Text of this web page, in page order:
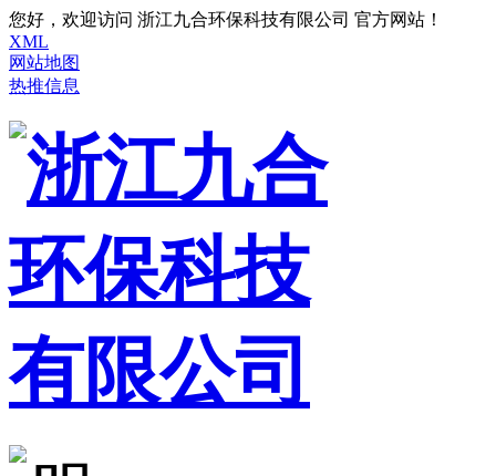
您好，欢迎访问 浙江九合环保科技有限公司 官方网站！
XML
网站地图
热推信息